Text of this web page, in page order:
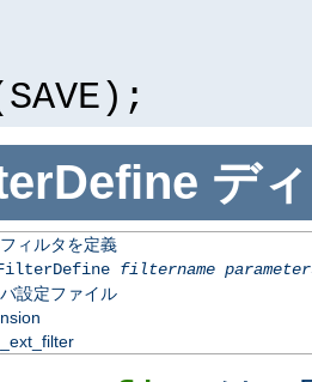
デ
ィルタを定義
filtername
設定ファイル